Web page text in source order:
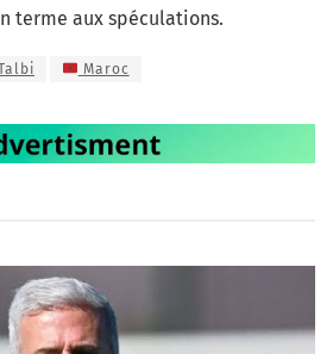
terme aux spéculations.
Maroc